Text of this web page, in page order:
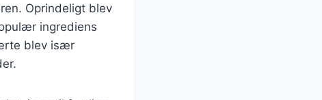
Oprindeligt blev
ingrediens
blev især